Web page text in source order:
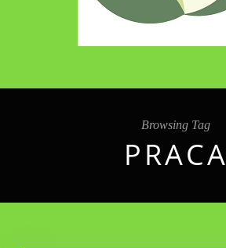
Browsing Tag
PRACA